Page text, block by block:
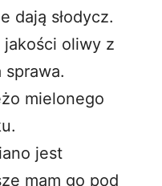
dają słodycz.
jakości oliwy z
mielonego
jest
mam go pod